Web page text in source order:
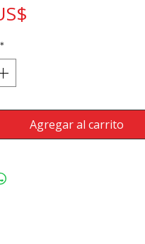
*
Agregar al carrito